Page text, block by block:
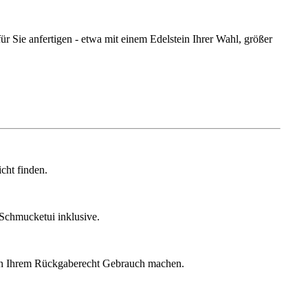
Sie anfertigen - etwa mit einem Edelstein Ihrer Wahl, größer
finden.
inklusive.
Rückgaberecht Gebrauch machen.